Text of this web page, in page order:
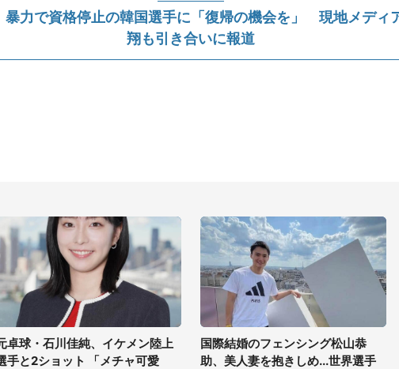
暴力で資格停止の韓国選手に「復帰の機会を」 現地メディ
翔も引き合いに報道
卓球・石川佳純、イケメン陸上
手と2ショット 「メチャ可愛
国際結婚のフェンシング松山恭
助、美人妻を抱きしめ...世界選手